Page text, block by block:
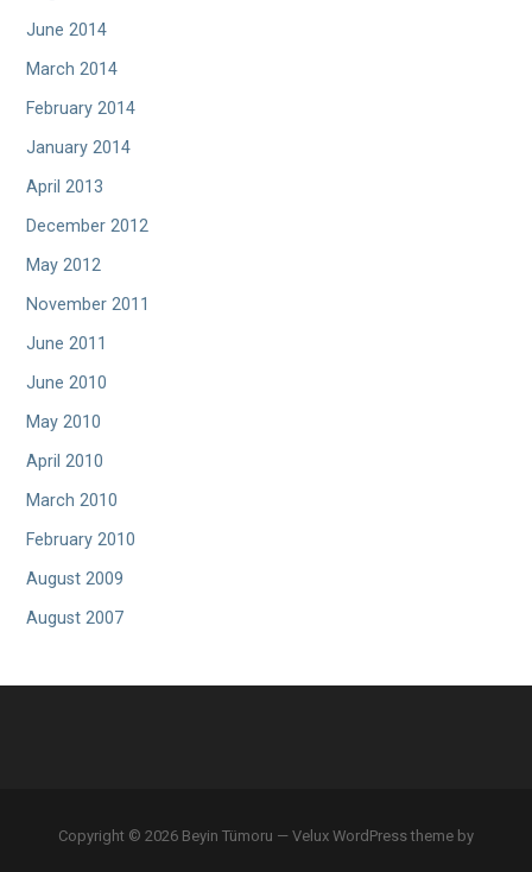
June 2014
March 2014
February 2014
January 2014
April 2013
December 2012
May 2012
November 2011
June 2011
June 2010
May 2010
April 2010
March 2010
February 2010
August 2009
August 2007
Copyright © 2026 Beyin Tümoru — Velux WordPress theme by